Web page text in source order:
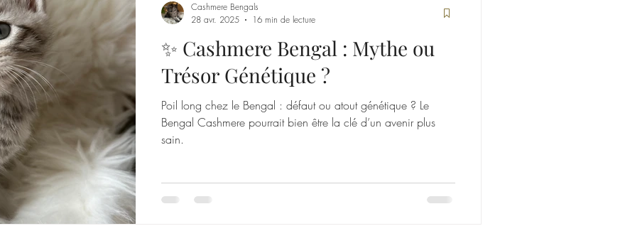
✨ Cashmere Bengal : Mythe ou
Trésor Génétique ?
Poil long chez le Bengal : défaut ou atout génétique ? Le
Bengal Cashmere pourrait bien être la clé d’un avenir plus
sain.
Cashmere Bengals
28 avr. 2025
16 min de lecture